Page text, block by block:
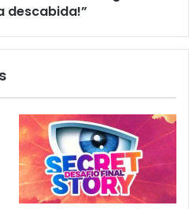
descabida!”